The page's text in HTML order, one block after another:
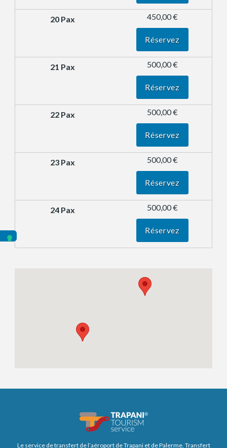
450,00 €
Réservez
500,00 €
Réservez
500,00 €
Réservez
500,00 €
Réservez
500,00 €
Réservez
Le service de transfert de l’aéroport de Trapani et de Palerme. Transfert